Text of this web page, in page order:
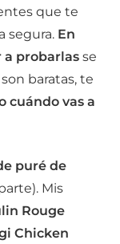
que te
segura. En
a probarlas se
baratas, te
cuándo vas a
puré de
Mis
Rouge
Chicken